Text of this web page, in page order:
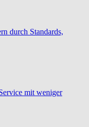
durch Standards,
mit weniger